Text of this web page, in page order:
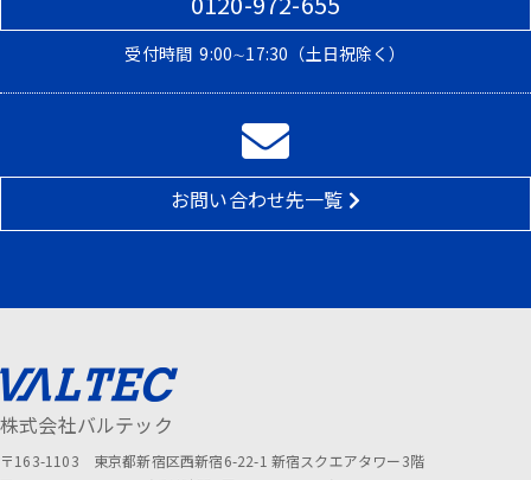
受付時間 9:00∼17:30（土日祝除く）
お問い合わせ先一覧
株式会社バルテック
〒163-1103 東京都新宿区西新宿6-22-1 新宿スクエアタワー3階